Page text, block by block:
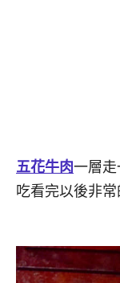
五花牛肉一層
吃看完以後非